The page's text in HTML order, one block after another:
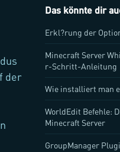
der
Das könnte dir
Erkl?rung der
Minecraft Server
r-Schritt-Anleitung
Wie installiert man
WorldEdit Befehle:
Minecraft Server
GroupManager